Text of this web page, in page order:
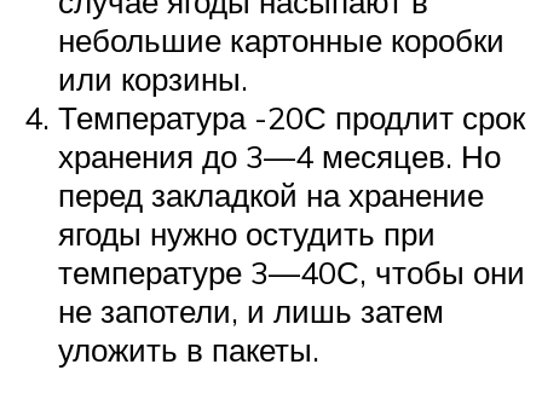
небольшие картонные коробки
или корзины.
Температура -20С продлит срок
хранения до 3—4 месяцев. Но
перед закладкой на хранение
ягоды нужно остудить при
температуре 3—40С, чтобы они
не запотели, и лишь затем
уложить в пакеты.